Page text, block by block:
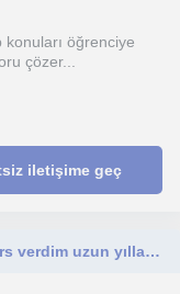
öğrenciye
çözer...
iletişime geç
Dershanede, okulda çalıştım ve özel ders verdim uzun yıllardır. Zoom üzerinden özel ders verebilirim ya da kendi evimde yüz yüze